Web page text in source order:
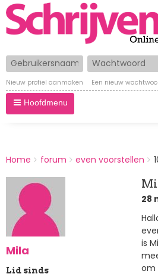
Gebruikersnaam Wachtwoord
Nieuw profiel aanmaken Een nieuw
Hoofdmenu
BREADCRUMBS
You
here:
Home forum even voorstellen
Mila
Lid sinds
28
is
om